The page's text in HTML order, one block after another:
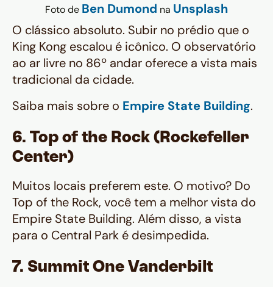
Foto de Ben Dumond na Unsplash
O clássico absoluto. Subir no prédio que o
King Kong escalou é icônico. O observatório
ao ar livre no 86º andar oferece a vista mais
tradicional da cidade.
Saiba mais sobre o Empire State Building.
6. Top of the Rock (Rockefeller
Center)
Muitos locais preferem este. O motivo? Do
Top of the Rock, você tem a melhor vista do
Empire State Building. Além disso, a vista
para o Central Park é desimpedida.
7. Summit One Vanderbilt